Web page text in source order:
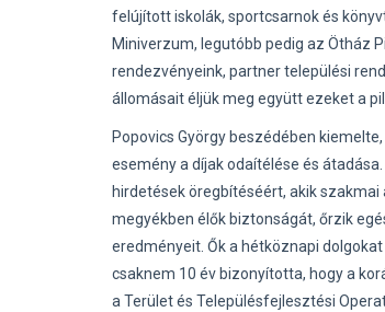
felújított iskolák, sportcsarnok és
Miniverzum, legutóbb pedig az Ötház
rendezvényeink, partner települési
állomásait éljük meg együtt ezeket a
Popovics György beszédében
esemény a díjak odaítélése és
hirdetések öregbítéséért, akik
megyékben élők biztonságát, őrzik
eredményeit. Ők a hétköznapi
csaknem 10 év bizonyította, hogy a
a Terület és Településfejlesztési